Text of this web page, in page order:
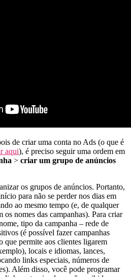
de criar uma conta no Ads (o que é
aqui), é preciso seguir uma ordem em
> criar um grupo de anúncios
os grupos de anúncios. Portanto,
para não se perder nos dias em
ao mesmo tempo (e, de qualquer
os nomes das campanhas). Para criar
tipo da campanha – rede de
(é possível fazer campanhas
que permite aos clientes ligarem
locais e idiomas, lances,
links especiais, números de
Além disso, você pode programar